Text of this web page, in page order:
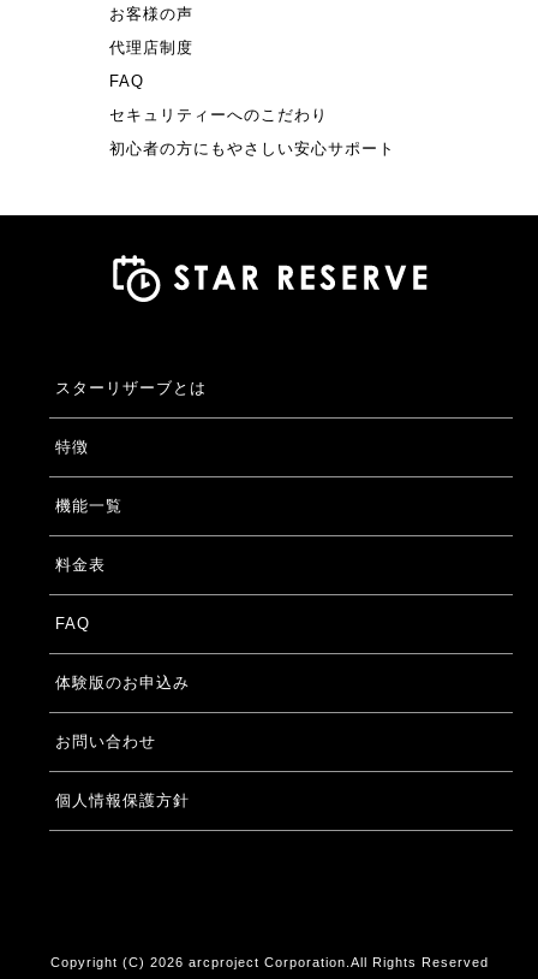
お客様の声
代理店制度
FAQ
セキュリティーへのこだわり
初心者の方にもやさしい安心サポート
スターリザーブとは
特徴
機能一覧
料金表
FAQ
体験版のお申込み
お問い合わせ
個人情報保護方針
Copyright (C) 2026 arcproject Corporation.All Rights Reserved